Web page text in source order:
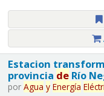
Estacion
provincia deRío
por Agua y Energía